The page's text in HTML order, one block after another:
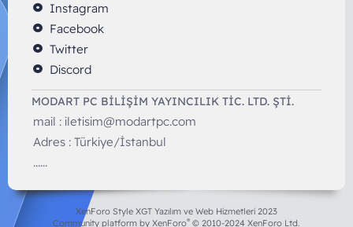
Instagram
Facebook
Twitter
Discord
MODART PC BILIŞIM YAYINCILIK TİC. LTD. ŞTİ.
mail : iletisim@modartpc.com
Adres : Türkiye/İstanbul
......
XenForo Style XGT Yazılım ve Web Hizmetleri 2023
Community platform by XenForo® © 2010-2024 XenForo Ltd.